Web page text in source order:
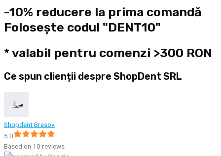
-10% reducere la prima comandă
Folosește codul "DENT10"
* valabil pentru comenzi >300 RON
Ce spun clienții despre ShopDent SRL
Shopdent Brasov
5.0
Based on 10 reviews